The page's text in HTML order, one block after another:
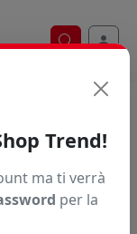
Ricerca
Trend!
ma ti verrà
per la